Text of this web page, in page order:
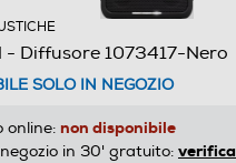
- Diffusore 1073417-Nero
SOLO IN NEGOZIO
online: non disponibile
in 30' gratuito: verifica